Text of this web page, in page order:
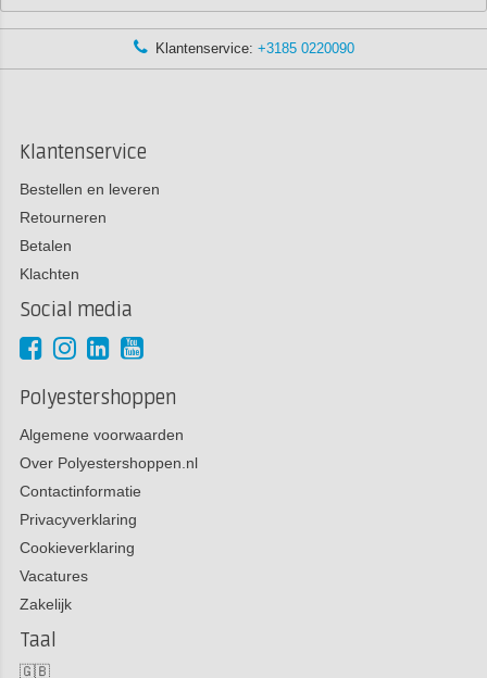
Klantenservice: +3185 0220090
Klantenservice
Bestellen en leveren
Retourneren
Betalen
Klachten
Social media
Polyestershoppen
Algemene voorwaarden
Over Polyestershoppen.nl
Contactinformatie
Privacyverklaring
Cookieverklaring
Vacatures
Zakelijk
Taal
🇬🇧